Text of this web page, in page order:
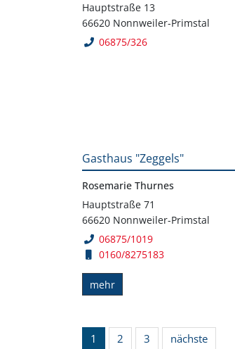
Hauptstraße 13
66620 Nonnweiler-Primstal
06875/326
Gasthaus "Zeggels"
Rosemarie Thurnes
Hauptstraße 71
66620 Nonnweiler-Primstal
06875/1019
0160/8275183
mehr
1 2 3 nächste